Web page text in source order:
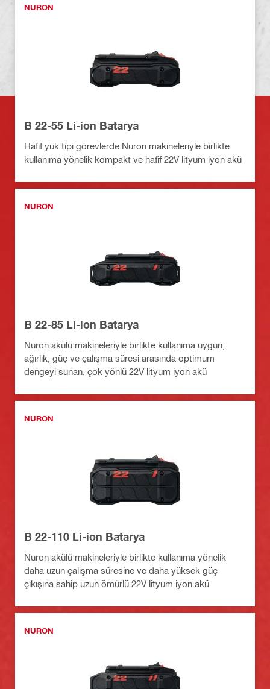
NURON
B 22-55 Li-ion Batarya
Hafif yük tipi görevlerde Nuron makineleriyle birlikte
kullanıma yönelik kompakt ve hafif 22V lityum iyon akü
NURON
B 22-85 Li-ion Batarya
Nuron akülü makineleriyle birlikte kullanıma uygun;
ağırlık, güç ve çalışma süresi arasında optimum
dengeyi sunan, çok yönlü 22V lityum iyon akü
NURON
B 22-110 Li-ion Batarya
Nuron akülü makineleriyle birlikte kullanıma yönelik
daha uzun çalışma süresine ve daha yüksek güç
çıkışına sahip uzun ömürlü 22V lityum iyon akü
NURON